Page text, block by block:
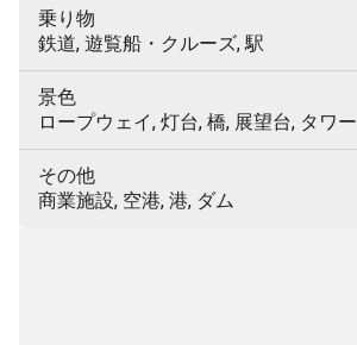
乗り物
鉄道, 遊覧船・クルーズ, 駅
景色
ロープウェイ, 灯台, 橋, 展望台, タワー
その他
商業施設, 空港, 港, ダム